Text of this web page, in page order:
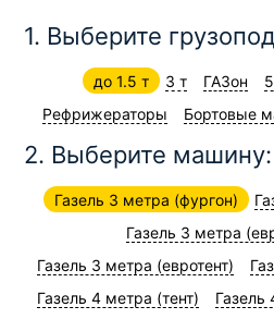
1. Выберите
до 1.5 т 3 т ГАЗон
Рефрижераторы
Бортовые
2. Выберите машину:
Газель 3 метра (фургон)
Газель 3 метра
Газель 3 метра (евротент)
Газель 4 метра (тент)
Газель